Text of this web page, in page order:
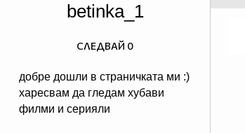
betinka_1
добре дошли в страничката ми :)
харесвам да гледам хубави
филми и серияли
СЛЕДВАЙ 0